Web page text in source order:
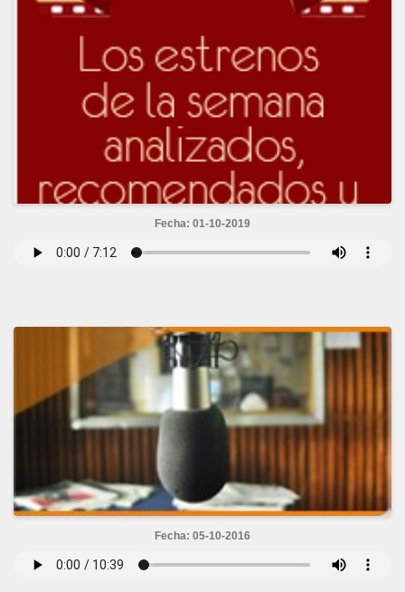
Fecha: 01-10-2019
Fecha: 05-10-2016